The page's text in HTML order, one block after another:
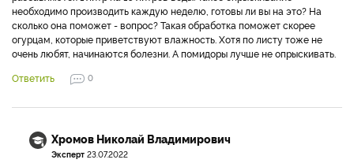
необходимо производить каждую неделю, готовы ли вы на это? На
сколько она поможет - вопрос? Такая обработка поможет скорее
огурцам, которые приветствуют влажность. Хотя по листу тоже не
очень любят, начинаются болезни. А помидоры лучше не опрыскивать.
Ответить
0
Хромов Николай Владимирович
Эксперт 23.07.2022